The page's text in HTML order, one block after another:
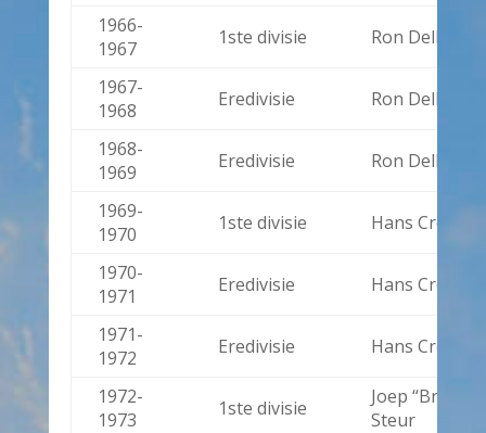
1966-
1967
1ste divisie Ron Dellow
1967-
1968
Eredivisie Ron Dellow
1968-
1969
Eredivisie Ron Dellow
1969-
1970
1ste divisie Hans Croon
1970-
1971
Eredivisie Hans Croon
1971-
1972
Eredivisie Hans Croon
1972-
1973
1ste divisie
Joep “Bruin”
Steur